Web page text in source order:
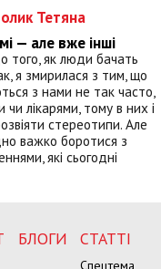
Тетяна
— але вже інші
того, як люди бачать
я змирилася з тим, що
з нами не так часто,
чи лікарями, тому в них і
стереотипи. Але
важко боротися з
які сьогодні
БЛОГИ СТАТТІ
Спецтема